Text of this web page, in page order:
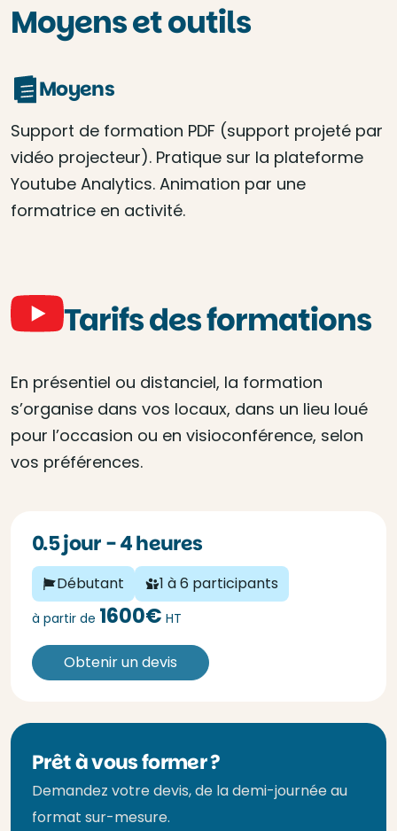
Moyens et outils
Moyens
Support de formation PDF (support projeté par
vidéo projecteur). Pratique sur la plateforme
Youtube Analytics. Animation par une
formatrice en activité.
Tarifs des formations
En présentiel ou distanciel, la formation
s’organise dans vos locaux, dans un lieu loué
pour l’occasion ou en visioconférence, selon
vos préférences.
0.5 jour - 4 heures
Débutant 1 à 6 participants
à partir de 1600€ HT
Obtenir un devis
Prêt à vous former ?
Demandez votre devis, de la demi-journée au
format sur-mesure.